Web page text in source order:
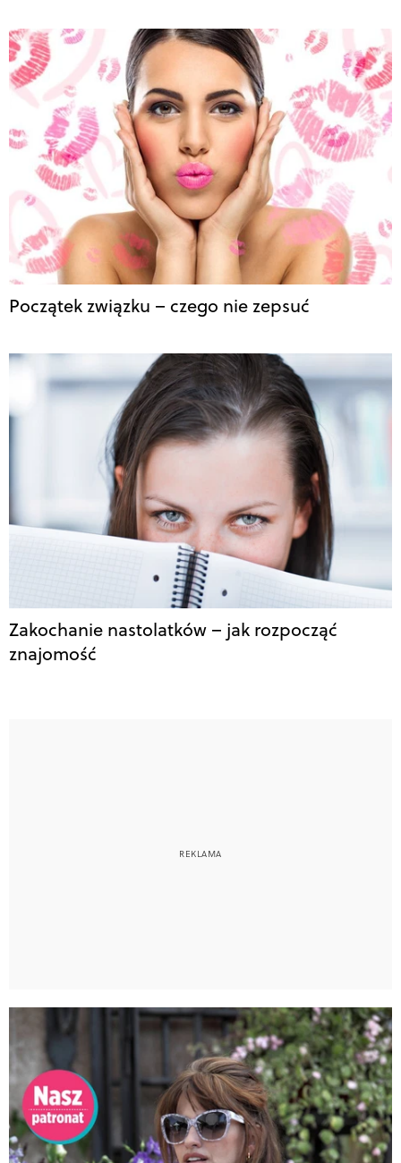
Początek związku – czego nie zepsuć
Zakochanie nastolatków – jak rozpocząć
znajomość